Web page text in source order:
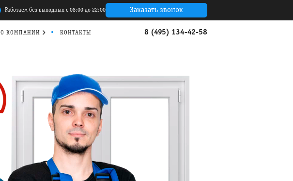
Работаем без выходных с 08:00 до 22:00 Заказать звонок
О КОМПАНИИ КОНТАКТЫ 8 (495) 134-42-58